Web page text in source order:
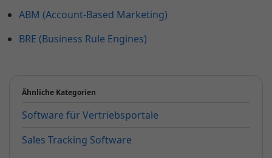
ABM (Account-Based Marketing)
BRE (Business Rule Engines)
Ähnliche Kategorien
Software für Vertriebsportale
Sales Tracking Software